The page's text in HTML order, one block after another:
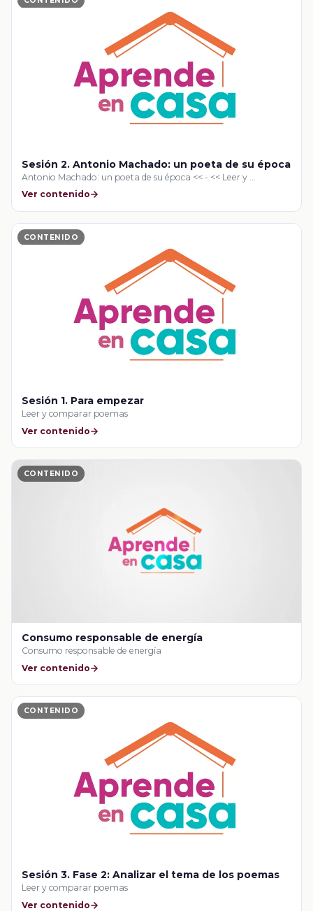
Sesión 2. Antonio Machado: un poeta de su época
Antonio Machado: un poeta de su época << - << Leer y …
Ver contenido
CONTENIDO
Sesión 1. Para empezar
Leer y comparar poemas
Ver contenido
CONTENIDO
Consumo responsable de energía
Consumo responsable de energía
Ver contenido
CONTENIDO
Sesión 3. Fase 2: Analizar el tema de los poemas
Leer y comparar poemas
Ver contenido